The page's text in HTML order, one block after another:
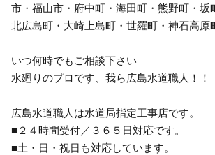
市・福山市・府中町・海田町・熊野町・坂
北広島町・大崎上島町・世羅町・神石高原
いつ何時でもご相談下さい
水廻りのプロです、我ら広島水道職人！！
広島水道職人は水道局指定工事店です。
■２４時間受付／３６５日対応です。
■土・日・祝日も対応しています。